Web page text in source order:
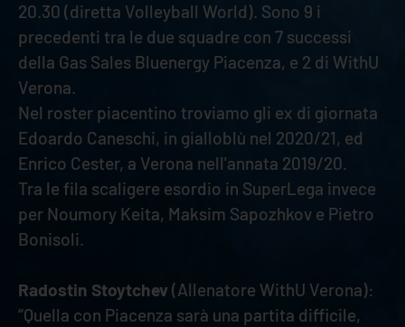
20.30 (diretta Volleyball World). Sono 9 i
precedenti tra le due squadre con 7 successi
della Gas Sales Bluenergy Piacenza, e 2 di WithU
Verona.
Nel roster piacentino troviamo gli ex di giornata
Edoardo Caneschi, in gialloblù nel 2020/21, ed
Enrico Cester, a Verona nell'annata 2019/20.
Tra le fila scaligere esordio in SuperLega invece
per Noumory Keita, Maksim Sapozhkov e Pietro
Bonisoli.
Radostin Stoytchev(Allenatore WithU Verona):
“Quella con Piacenza sarà una partita difficile,